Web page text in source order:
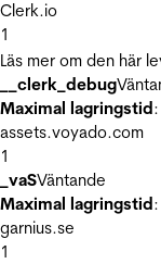
Clerk.io
1
Läs mer om den här
__clerk_debug
Maximal lagringstid
assets.voyado.com
1
_vaSVäntande
Maximal lagringstid
garnius.se
1